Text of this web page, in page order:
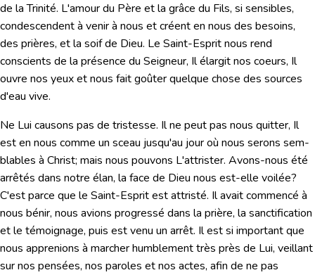
de la Trinité. L'amour du Père et la grâce du Fils, si sensibles,
condescendent à venir à nous et créent en nous des besoins,
des prières, et la soif de Dieu. Le Saint-Esprit nous rend
conscients de la présence du Seigneur, Il élargit nos coeurs, Il
ouvre nos yeux et nous fait goûter quelque chose des sources
d'eau vive.
Ne Lui causons pas de tristesse. Il ne peut pas nous quitter, Il
est en nous comme un sceau jusqu'au jour où nous serons sem­
blables à Christ; mais nous pouvons L'attrister. Avons-nous été
arrêtés dans notre élan, la face de Dieu nous est-elle voilée?
C'est parce que le Saint-Esprit est attristé. Il avait commencé à
nous bénir, nous avions progressé dans la prière, la sanctification
et le témoignage, puis est venu un arrêt. Il est si important que
nous apprenions à marcher humblement très près de Lui, veillant
sur nos pensées, nos paroles et nos actes, afin de ne pas